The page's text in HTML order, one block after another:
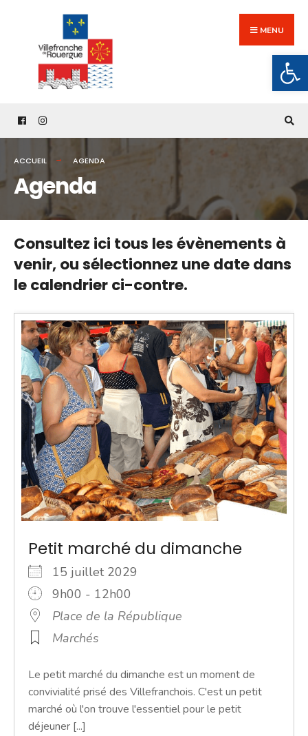
content
MENU
ACCUEIL AGENDA
Agenda
Consultez ici tous les évènements à
venir,ou sélectionnez une date dans
le calendrier ci-contre.
Petit marché du dimanche
15 juillet 2029
9h00 - 12h00
Place de la République
Marchés
Le petit marché du dimanche est un moment de
convivialité prisé des Villefranchois. C'est un petit
marché où l'on trouve l'essentiel pour le petit
déjeuner [...]